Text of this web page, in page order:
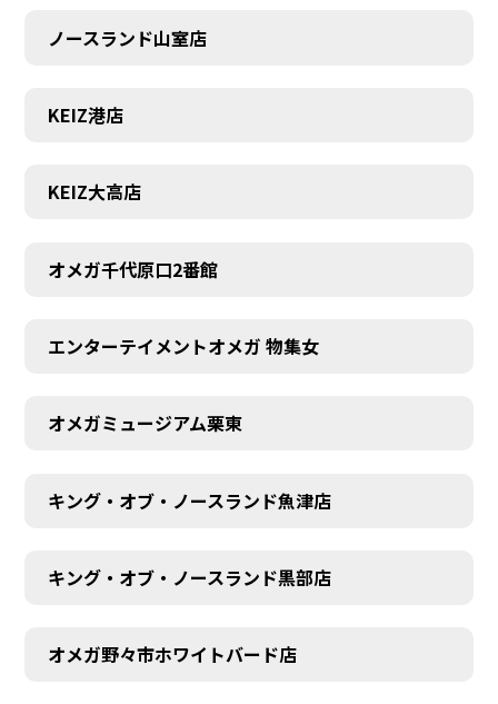
ノースランド山室店
KEIZ港店
KEIZ大高店
オメガ千代原口2番館
エンターテイメントオメガ 物集女
オメガミュージアム栗東
キング・オブ・ノースランド魚津店
キング・オブ・ノースランド黒部店
オメガ野々市ホワイトバード店